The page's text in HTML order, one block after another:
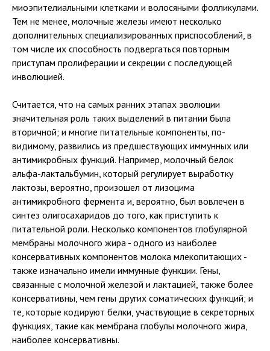
миоэпителиальными клетками и волосяными фолликулами.
Тем не менее, молочные железы имеют несколько
дополнительных специализированных приспособлений, в
том числе их способность подвергаться повторным
приступам пролиферации и секреции с последующей
инволюцией.
Считается, что на самых ранних этапах эволюции
значительная роль таких выделений в питании была
вторичной; и многие питательные компоненты, по-
видимому, развились из предшествующих иммунных или
антимикробных функций. Например, молочный белок
альфа-лактальбумин, который регулирует выработку
лактозы, вероятно, произошел от лизоцима
антимикробного фермента и, вероятно, был вовлечен в
синтез олигосахаридов до того, как приступить к
питательной роли. Несколько компонентов глобулярной
мембраны молочного жира - одного из наиболее
консервативных компонентов молока млекопитающих -
также изначально имели иммунные функции. Гены,
связанные с молочной железой и лактацией, также более
консервативны, чем гены других соматических функций; и
те, которые кодируют белки, участвующие в секреторных
функциях, такие как мембрана глобулы молочного жира,
наиболее консервативны.